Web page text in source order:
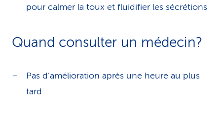
pour calmer la toux et fluidifier les sécrétions
Quand consulter un médecin?
Pas d’amélioration après une heure au plus
tard